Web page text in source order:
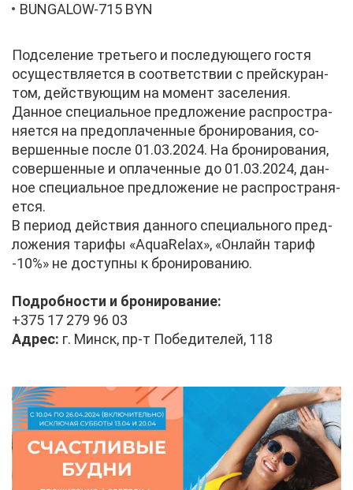
BUNGALOW-715 BYN
Под­се­ле­ние тре­тье­го и по­сле­ду­ю­ще­го го­стя
осу­ществ­ля­ет­ся в со­от­вет­ствии с прейс­ку­ран­
том, дей­ству­ю­щим на мо­мент за­се­ле­ния.
Дан­ное спе­ци­аль­ное пред­ло­же­ние рас­про­стра­
ня­ет­ся на пред­опла­чен­ные бро­ни­ро­ва­ния, со­
вер­шен­ные по­сле 01.03.2024. На бро­ни­ро­ва­ния,
со­вер­шен­ные и опла­чен­ные до 01.03.2024, дан­
ное спе­ци­аль­ное пред­ло­же­ние не рас­про­стра­ня­
ет­ся.
В пе­ри­од дей­ствия дан­но­го спе­ци­аль­но­го пред­
ло­же­ния та­ри­фы «AquaRelax», «Он­лайн та­риф
-10%» не до­ступ­ны к бро­ни­ро­ва­нию.
По­дроб­но­сти и бро­ни­ро­ва­ние:
+375 17 279 96 03
Ад­рес: г. Минск, пр-т По­бе­ди­те­лей, 118